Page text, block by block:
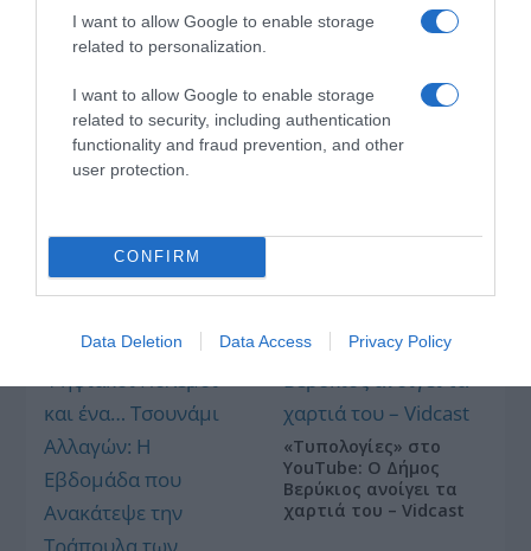
I want to allow Google to enable storage
related to personalization.
I want to allow Google to enable storage
related to security, including authentication
functionality and fraud prevention, and other
user protection.
CONFIRM
Data Deletion Data Access Privacy Policy
σώζουν τις βραδινές
σου λιγούρες
kitchen trick που κάθε
Μαρινάκη
«Τυπολογίες» στο
YouTube: Ο Δήμος
Βερύκιος ανοίγει τα
χαρτιά του – Vidcast